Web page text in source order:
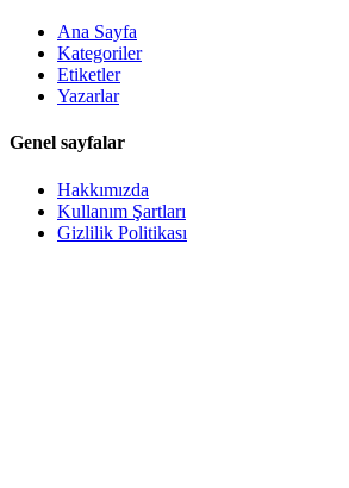
Ana Sayfa
Kategoriler
Etiketler
Yazarlar
Genel sayfalar
Hakkımızda
Kullanım Şartları
Gizlilik Politikası